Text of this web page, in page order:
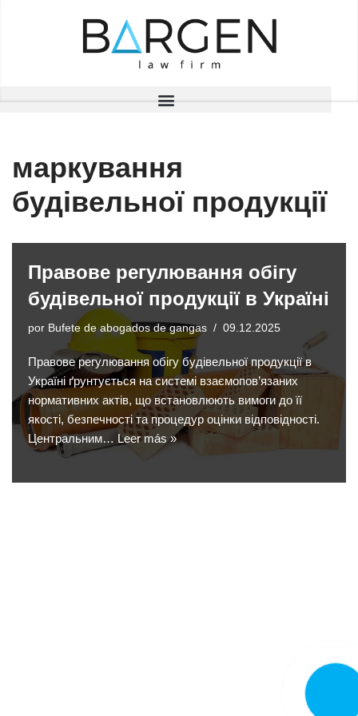
маркування
будівельної продукції
Правове регулювання обігу
будівельної продукції в Україні
por Bufete de abogados de gangas 09.12.2025
Правове регулювання обігу будівельної продукції в
Україні ґрунтується на системі взаємопов’язаних
нормативних актів, що встановлюють вимоги до її
якості, безпечності та процедур оцінки відповідності.
Центральним… Leer más »